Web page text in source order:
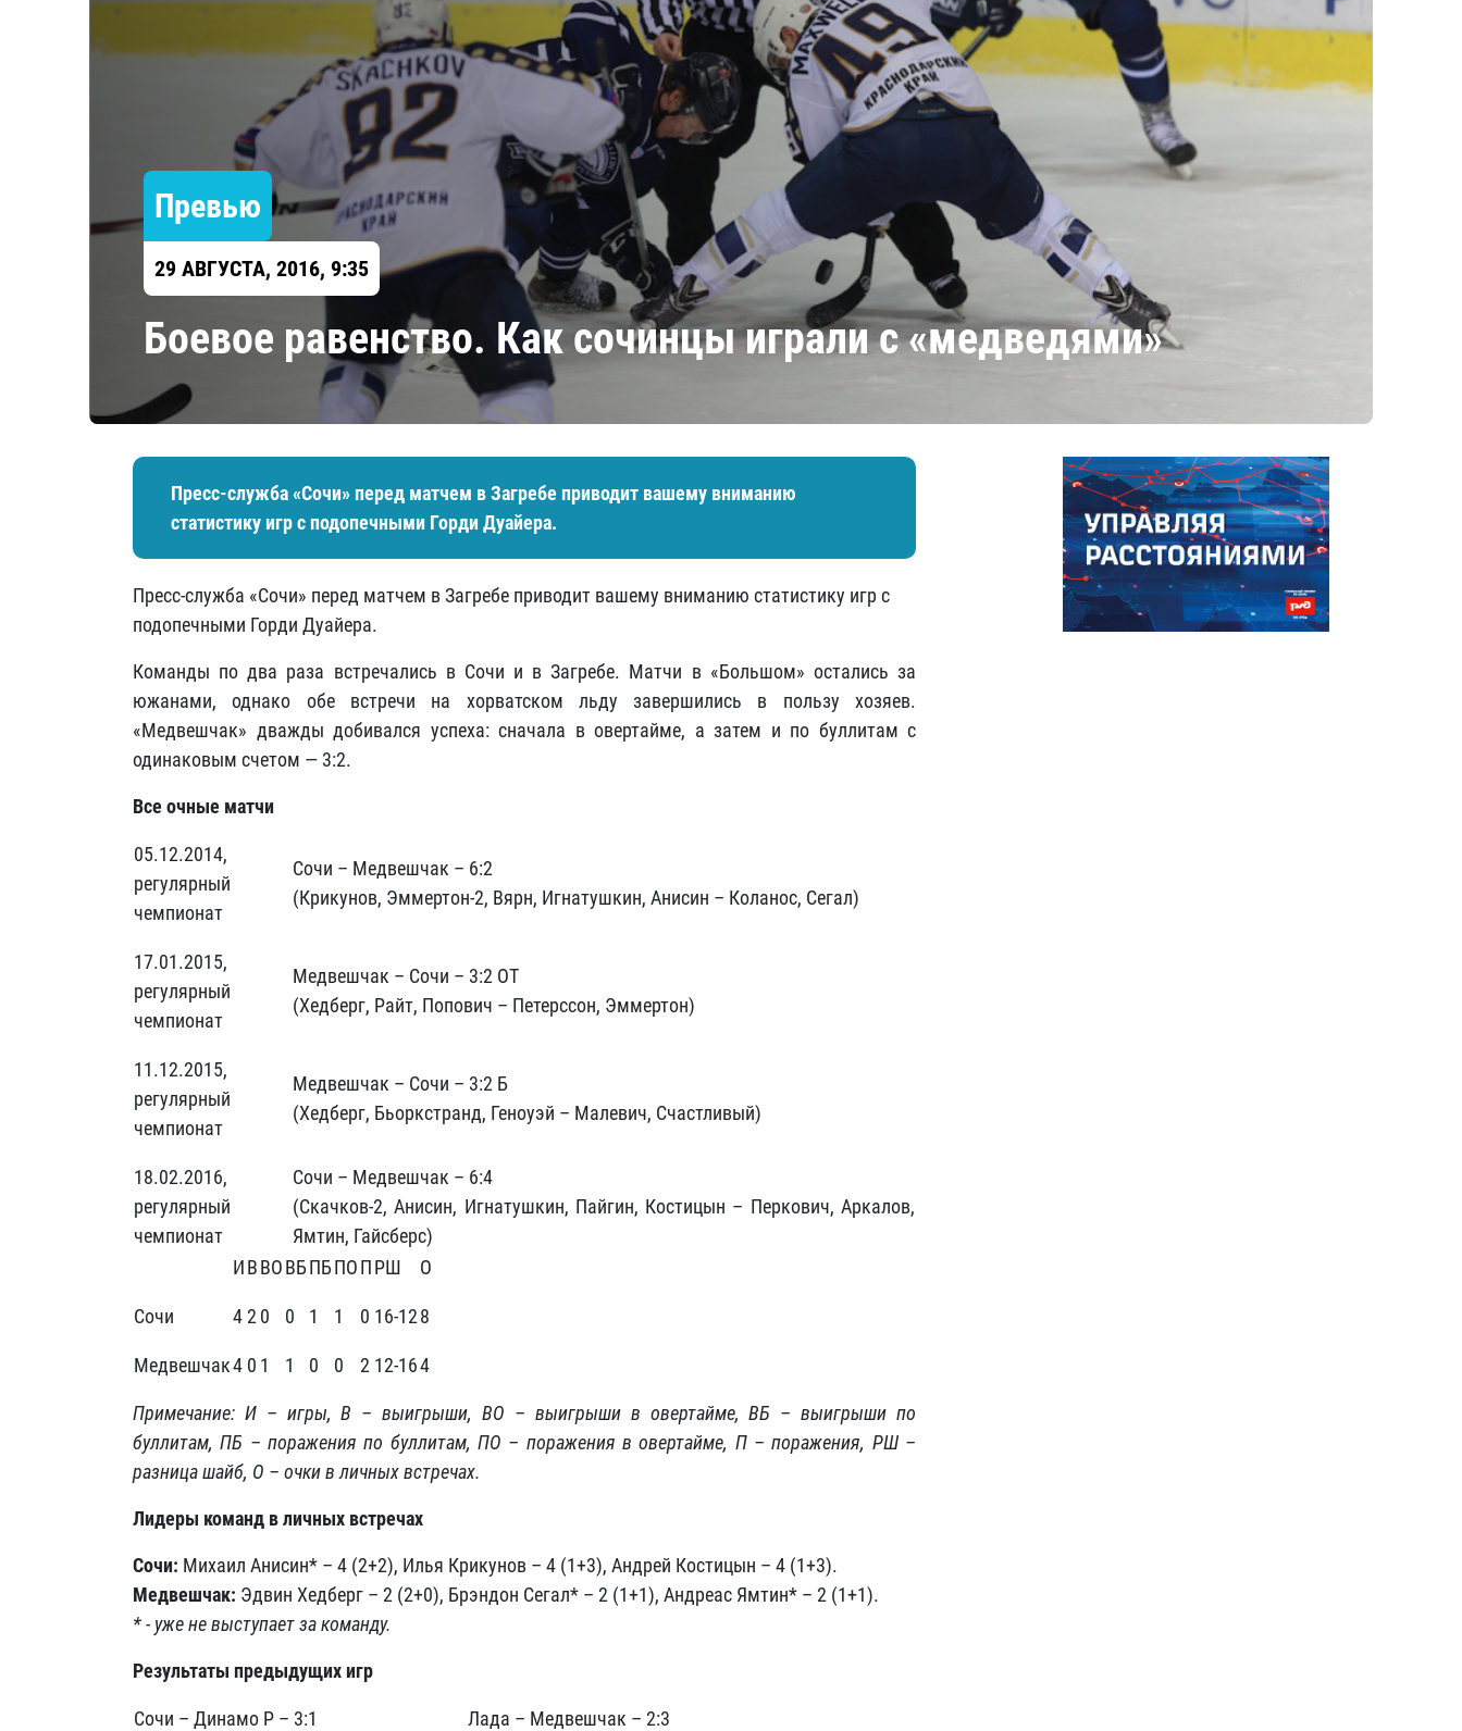
Локомотив
Северсталь
ЦСКА
Шанхайские Драконы
Амур
Барыс
Салават Юлаев
Превью
29 АВГУСТА, 2016, 9:35
Боевое равенство. Как сочинцы играли с «медведями»
Пресс-служба «Сочи» перед матчем в Загребе приводит вашему вниманию
статистику игр с подопечными Горди Дуайера.
Пресс-служба «Сочи» перед матчем в Загребе приводит вашему вниманию статистику игр с
подопечными Горди Дуайера.
Команды по два раза встречались в Сочи и в Загребе. Матчи в «Большом» остались за
южанами, однако обе встречи на хорватском льду завершились в пользу хозяев.
«Медвешчак» дважды добивался успеха: сначала в овертайме, а затем и по буллитам с
одинаковым счетом — 3:2.
Все очные матчи
05.12.2014,
регулярный
чемпионат
Сочи – Медвешчак – 6:2
(Крикунов, Эммертон-2, Вярн, Игнатушкин, Анисин – Коланос, Сегал)
17.01.2015,
регулярный
чемпионат
Медвешчак – Сочи – 3:2 ОТ
(Хедберг, Райт, Попович – Петерссон, Эммертон)
11.12.2015,
регулярный
чемпионат
Медвешчак – Сочи – 3:2 Б
(Хедберг, Бьоркстранд, Геноуэй – Малевич, Счастливый)
18.02.2016,
регулярный
чемпионат
Сочи – Медвешчак – 6:4
(Скачков-2, Анисин, Игнатушкин, Пайгин, Костицын – Перкович, Аркалов,
Ямтин, Гайсберс)
ИВВОВБПБПОПРШ О
Сочи 4 2 0 0 1 1 0 16-128
Медвешчак4 0 1 1 0 0 2 12-164
Примечание: И – игры, В – выигрыши, ВО – выигрыши в овертайме, ВБ – выигрыши по
буллитам, ПБ – поражения по буллитам, ПО – поражения в овертайме, П – поражения, РШ –
разница шайб, О – очки в личных встречах.
Лидеры команд в личных встречах
Сочи: Михаил Анисин* – 4 (2+2), Илья Крикунов – 4 (1+3), Андрей Костицын – 4 (1+3).
Медвешчак: Эдвин Хедберг – 2 (2+0), Брэндон Сегал* – 2 (1+1), Андреас Ямтин* – 2 (1+1).
* - уже не выступает за команду.
Результаты предыдущих игр
Сочи – Динамо Р – 3:1
Лада – Медвешчак – 2:3